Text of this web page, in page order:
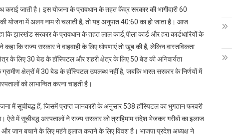
जाती है। इस योजना के प्रावधान के तहत केंद्र सरकार की भागीदारी 60
योजना में अलग नाम से चलाती है, तो यह अनुपात 40:60 का हो जाता है। आज
झारखंड सरकार के प्रावधान के तहत लाल कार्ड,पीला कार्ड और हरा कार्डधारियों के
कि राज्य सरकार ने वाहवाही के लिए घोषणाएं तो खूब की हैं, लेकिन वास्तविकता
के लिए 30 बेड के हॉस्पिटल और शहरी क्षेत्र के लिए 50 बेड की अनिवार्यता
क्षेत्रों में 30 बेड के हॉस्पिटल उपलब्ध नहीं है, जबकि भारत सरकार के निर्णयों में
को लाभान्वित करना चाहती है।
में सूचीबद्ध हैं, जिसमें प्राप्त जानकारी के अनुसार 538 हॉस्पिटल का भुगतान फरवरी
में सूचीबद्ध अस्पतालों ने राज्य सरकार को त्राहिमाम संदेश भेजकर गरीबों का इलाज
जान बचाने के लिए महंगे इलाज कराने के लिए विवश है। भाजपा प्रदेश अध्यक्ष ने